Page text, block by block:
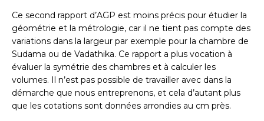
Ce second rapport d’AGP est moins précis pour étudier la
géométrie et la métrologie, car il ne tient pas compte des
variations dans la largeur par exemple pour la chambre de
Sudama ou de Vadathika. Ce rapport a plus vocation à
évaluer la symétrie des chambres et à calculer les
volumes. Il n’est pas possible de travailler avec dans la
démarche que nous entreprenons, et cela d’autant plus
que les cotations sont données arrondies au cm près.